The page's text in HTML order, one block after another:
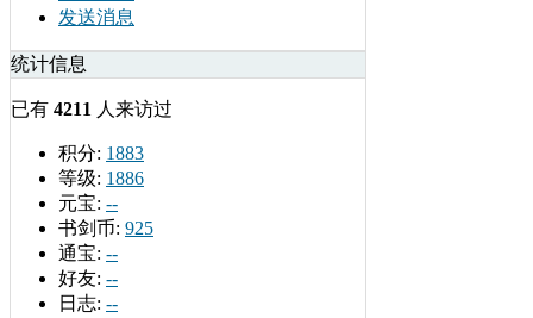
发送消息
统计信息
已有 4211 人来访过
积分: 1883
等级: 1886
元宝: --
书剑币: 925
通宝: --
好友: --
日志: --